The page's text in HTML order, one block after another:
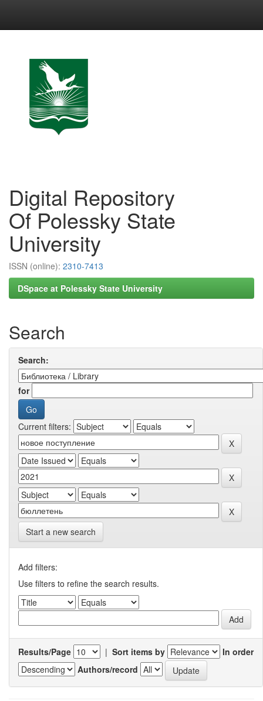
Digital Repository
Of Polessky State
University
ISSN (online): 2310-7413
DSpace at Polessky State University
Search
Search:
for
Current filters:
Start a new search
Add filters:
Use filters to refine the search results.
Results/Page | Sort items by
In order
Authors/record